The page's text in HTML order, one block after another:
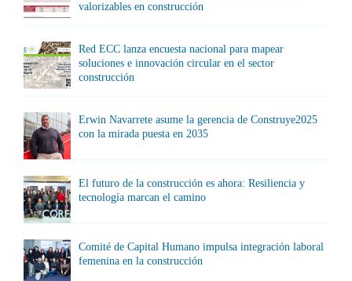
valorizables en construcción
Red ECC lanza encuesta nacional para mapear
soluciones e innovación circular en el sector
construcción
Erwin Navarrete asume la gerencia de Construye2025
con la mirada puesta en 2035
El futuro de la construcción es ahora: Resiliencia y
tecnología marcan el camino
Comité de Capital Humano impulsa integración laboral
femenina en la construcción